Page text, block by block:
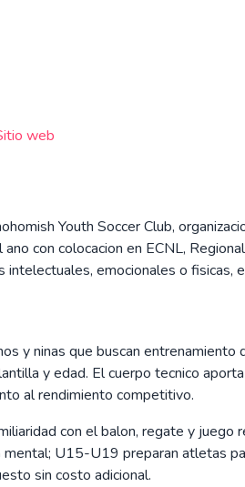
web
Youth Soccer Club,
con colocacion en ECNL,
intelectuales, emocionales o
y ninas que buscan
y edad. El cuerpo tecnico
al rendimiento competitivo.
con el balon, regate y
U15-U19 preparan atletas
sin costo adicional.